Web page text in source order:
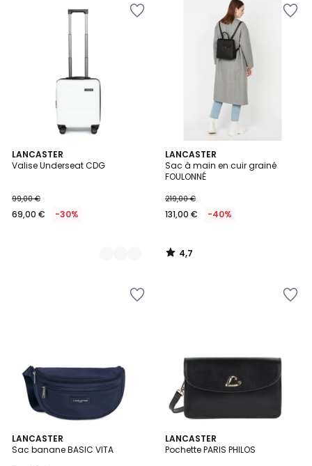
LANCASTER
Valise Underseat CDG
99,00 €
69,00 € -30%
8
Couleurs
LANCASTER
Sac à main en cuir grainé
FOULONNÉ
219,00 €
131,00 € -40%
4,7
/ 5
4,7
/
LANCASTER
Sac banane BASIC VITA
4
Couleurs
LANCASTER
Pochette PARIS PHILOS
9
Couleurs